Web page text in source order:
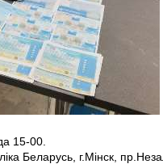
15-00.
Беларусь, г.Мінск,